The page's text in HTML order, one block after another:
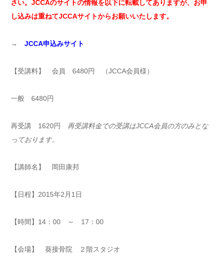
さい。JCCAのサイトの情報を以下に転載してありますが、お申
し込みは重ねてJCCAサイトからお願いいたします。
→ JCCA申込みサイト
【受講料】 会員 6480円 （JCCA会員様）
一般 6480円
再受講 1620円 再受講料金での受講はJCCA会員の方のみとな
っております。
【講師名】 岡田康邦
【日程】2015年2月1日
【時間】14：00 ～ 17：00
【会場】 葵接骨院 ２階スタジオ